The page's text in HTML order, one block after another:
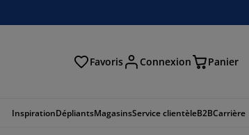
Favoris Connexion Panier
InspirationDépliantsMagasinsService clientèleB2BCarrière